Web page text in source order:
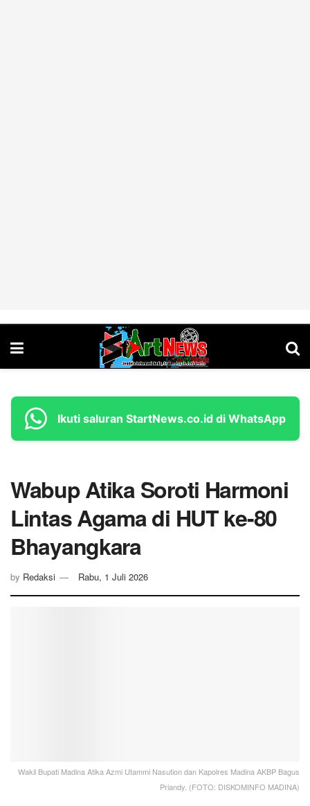
Ikuti saluran StartNews.co.id di WhatsApp
Wabup Atika Soroti Harmoni
Lintas Agama di HUT ke-80
Bhayangkara
by Redaksi Rabu, 1 Juli 2026
Wakil Bupati Madina Atika Azmi Utammi Nasution dan Kapolres Madina AKBP Bagus
Priandy. (FOTO: DISKOMINFO MADINA)